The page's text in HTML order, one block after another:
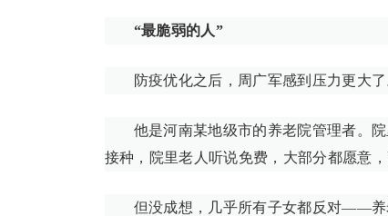
“最脆弱的人”
防疫优化之后，周广军感到压力更大了
他是河南某地级市的养老院管理者。
接种，院里老人听说免费，大部分都愿意
但没成想，几乎所有子女都反对——养